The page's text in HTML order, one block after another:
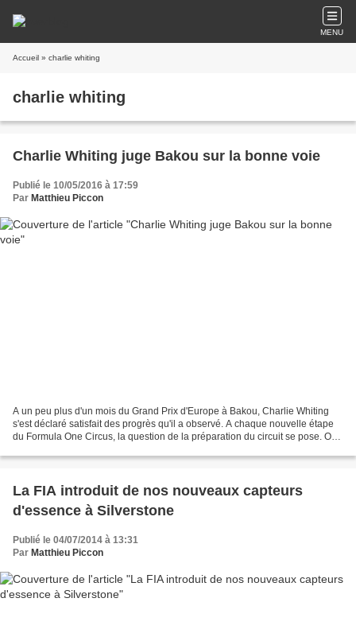
MENU
Accueil » charlie whiting
charlie whiting
Charlie Whiting juge Bakou sur la bonne voie
Publié le 10/05/2016 à 17:59
Par Matthieu Piccon
A un peu plus d'un mois du Grand Prix d'Europe à Bakou, Charlie Whiting
s'est déclaré satisfait des progrès qu'il a observé. A chaque nouvelle étape
du Formula One Circus, la question de la préparation du circuit se pose. On
La FIA introduit de nos nouveaux capteurs
d'essence à Silverstone
Publié le 04/07/2014 à 13:31
Par Matthieu Piccon